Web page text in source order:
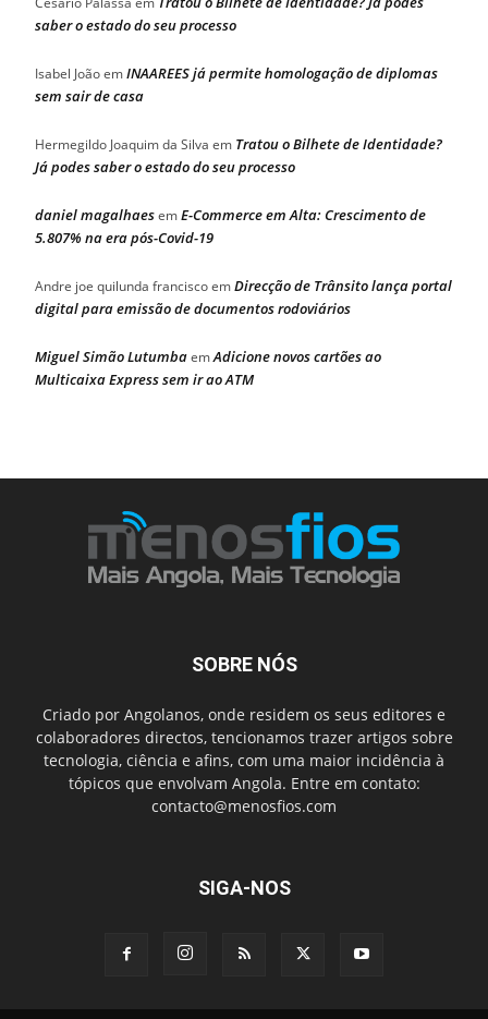
saber o estado do seu processo
Isabel JoãoemINAAREES já permite homologação de diplomas
sem sair de casa
Hermegildo Joaquim da Silva em Tratou o Bilhete de Identidade?
Já podes saber o estado do seu processo
daniel magalhaesemE-Commerce em Alta: Crescimento de
5.807% na era pós-Covid-19
Andre joe quilunda franciscoemDirecção de Trânsito lança portal
digital para emissão de documentos rodoviários
Miguel Simão LutumbaemAdicione novos cartões ao
Multicaixa Express sem ir ao ATM
SOBRE NÓS
Criado por Angolanos, onde residem os seus editores e
colaboradores directos, tencionamos trazer artigos sobre
tecnologia, ciência e afins, com uma maior incidência à
tópicos que envolvam Angola. Entre em contato:
contacto@menosfios.com
SIGA-NOS